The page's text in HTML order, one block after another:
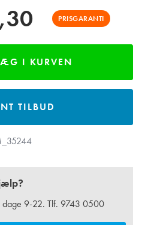
PRISGARANTI
I KURVEN
TILBUD
dage 9-22. Tlf. 9743 0500